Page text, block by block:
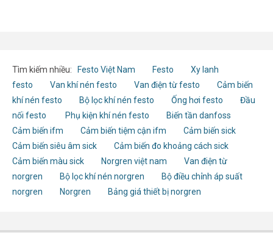
Tìm kiếm nhiều: Festo Việt Nam Festo
Xy lanh
festo
Van khí nén festo Van điện từ festo
Cảm biến
khí nén festo
Bộ lọc khí nén festo Ống hơi festo
Đầu
nối festo
Phụ kiện khí nén festo
Biến tần danfoss
Cảm biến ifm
Cảm biến tiệm cận ifm
Cảm biến sick
Cảm biến siêu âm sick
Cảm biến đo khoảng cách sick
Cảm biến màu sick
Norgren việt nam
Van điện từ
norgren
Bộ lọc khí nén norgren
Bộ điều chỉnh áp suất
norgren
Norgren Bảng giá thiết bị norgren